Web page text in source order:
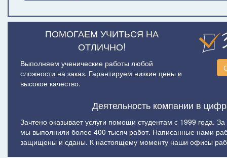
ПОМОГАЕМ УЧИТЬСЯ НА
ОТЛИЧНО!
Выполняем ученические работы любой
сложности на заказ. Гарантируем низкие цены и
высокое качество.
Деятельность компании в
Зачтено оказывает услуги помощи студентам с 1999 года.
мы выполнили более 400 тысяч работ. Написанные нами
защищены и сданы. К настоящему моменту наши офисы